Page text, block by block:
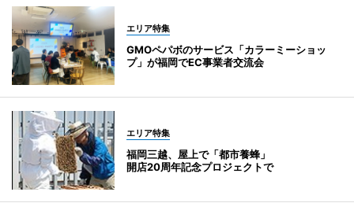
エリア特集
GMOペパボのサービス「カラーミーショッ
プ」が福岡でEC事業者交流会
エリア特集
福岡三越、屋上で「都市養蜂」
開店20周年記念プロジェクトで